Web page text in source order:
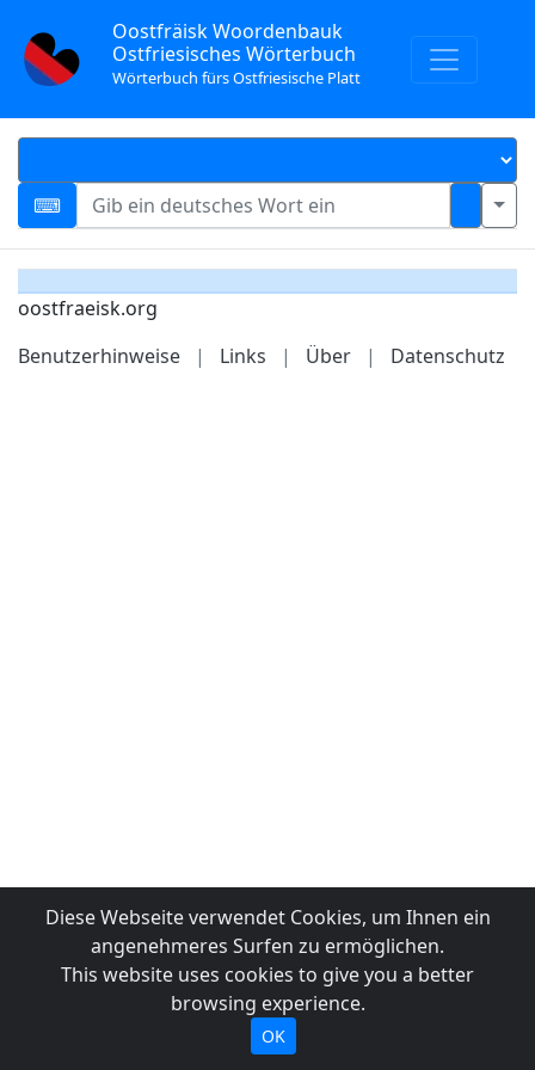
Oostfräisk Woordenbauk
Ostfriesisches Wörterbuch
Wörterbuch fürs Ostfriesische Platt
oostfraeisk.org
Benutzerhinweise
| Links | Über | Datenschutz
Diese Webseite verwendet Cookies, um Ihnen ein
angenehmeres Surfen zu ermöglichen.
This website uses cookies to give you a better
browsing experience.
OK